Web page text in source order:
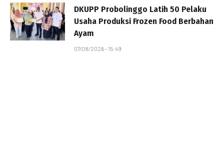
DKUPP Probolinggo Latih 50 Pelaku
Usaha Produksi Frozen Food Berbahan
Ayam
07/08/2026 - 15:49